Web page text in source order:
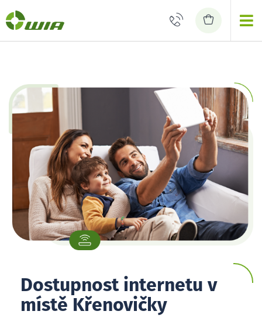
Dostupnost internetu v
místě Křenovičky